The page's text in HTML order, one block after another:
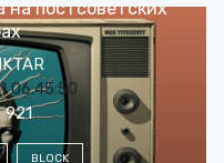
на постсоветских
06:45:50
921
BLOCK